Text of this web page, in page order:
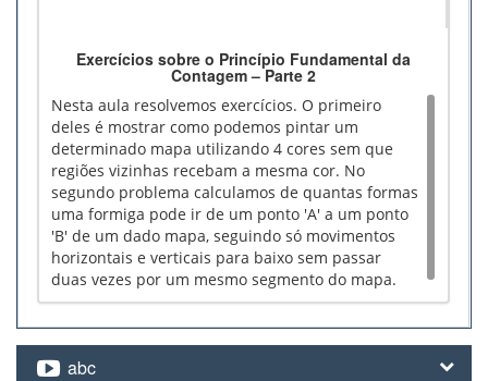
Exercícios sobre o Princípio Fundamental da
Contagem – Parte 2
Nesta aula resolvemos exercícios. O primeiro
deles é mostrar como podemos pintar um
determinado mapa utilizando 4 cores sem que
regiões vizinhas recebam a mesma cor. No
segundo problema calculamos de quantas formas
uma formiga pode ir de um ponto 'A' a um ponto
'B' de um dado mapa, seguindo só movimentos
horizontais e verticais para baixo sem passar
duas vezes por um mesmo segmento do mapa.
abc